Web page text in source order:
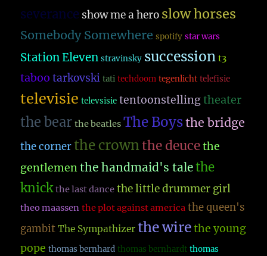
severance show me a hero slow horses
Somebody Somewhere spotify star wars
Station Eleven stravinsky succession t3
taboo tarkovski tati techdoom tegenlicht telefisie
televisie televsisie tentoonstelling theater
the bear the beatles The Boysthe bridge
the corner the crownthe deuce the
gentlemen the handmaid's talethe
knick the last dance the little drummer girl
theo maassen the plot against america the queen's
gambit The Sympathizer the wire the young
pope thomas bernhard thomas bernhardt thomas